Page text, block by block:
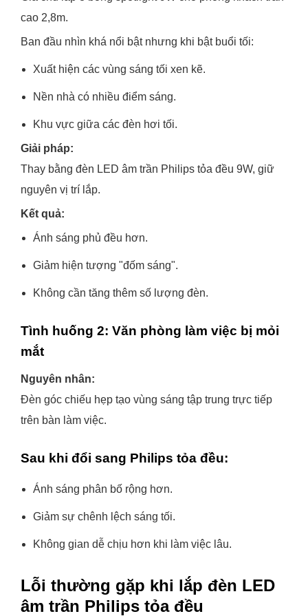
cao 2,8m.
Ban đầu nhìn khá nổi bật nhưng khi bật buổi tối:
Xuất hiện các vùng sáng tối xen kẽ.
Nền nhà có nhiều điểm sáng.
Khu vực giữa các đèn hơi tối.
Giải pháp:
Thay bằng đèn LED âm trần Philips tỏa đều 9W, giữ
nguyên vị trí lắp.
Kết quả:
Ánh sáng phủ đều hơn.
Giảm hiện tượng "đốm sáng".
Không cần tăng thêm số lượng đèn.
Tình huống 2: Văn phòng làm việc bị mỏi
mắt
Nguyên nhân:
Đèn góc chiếu hẹp tạo vùng sáng tập trung trực tiếp
trên bàn làm việc.
Sau khi đổi sang Philips tỏa đều:
Ánh sáng phân bố rộng hơn.
Giảm sự chênh lệch sáng tối.
Không gian dễ chịu hơn khi làm việc lâu.
Lỗi thường gặp khi lắp đèn LED
âm trần Philips tỏa đều